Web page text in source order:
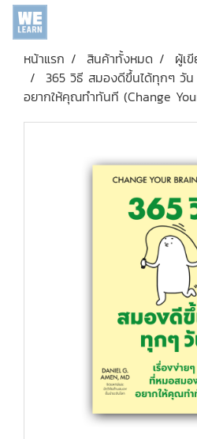
หน้าแรก สินค้าทั้งหมด
ผู้เ
365 วิธี สมองดีขึ้นได้ทุกๆ วั
อยากให้คุณทำทันที (Change